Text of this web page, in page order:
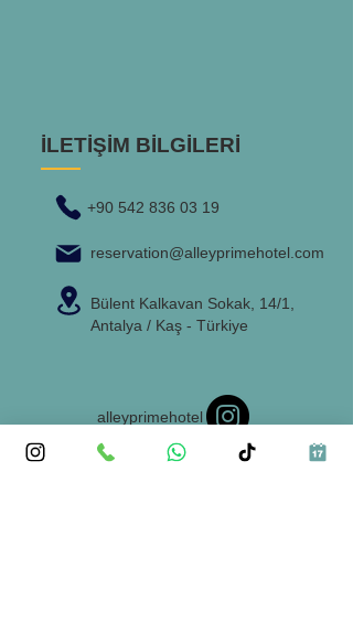
İLETİŞİM BİLGİLERİ
+90 542 836 03 19
reservation@alleyprimehotel.com
Bülent Kalkavan Sokak, 14/1,
Antalya / Kaş - Türkiye
alleyprimehotel